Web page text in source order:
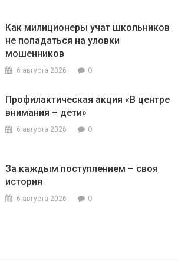
Как милиционеры учат школьников
не попадаться на уловки
мошенников
6 августа 2026 0
Профилактическая акция «В центре
внимания – дети»
6 августа 2026 0
За каждым поступлением – своя
история
6 августа 2026 0